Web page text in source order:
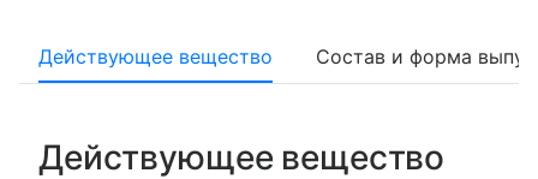
Действующее вещество Состав и форма
Действующее вещество